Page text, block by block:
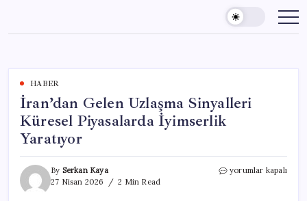
content
HABER
İran’dan Gelen Uzlaşma Sinyalleri
Küresel Piyasalarda İyimserlik
Yaratıyor
By Serkan Kaya
27 Nisan 2026
2 Min Read
İran’dan
yorumlar kapalı